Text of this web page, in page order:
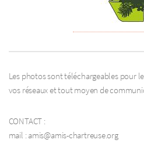
Les photos sont téléchargeables pour
vos réseaux et tout moyen de
CONTACT :
mail : amis@amis-chartreuse.org